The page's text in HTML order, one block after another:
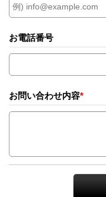
お電話番号
お問い合わせ内容*